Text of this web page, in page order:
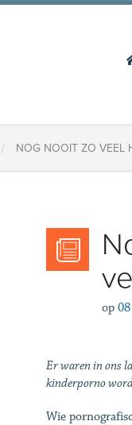
/ NOG NOOIT ZO VEEL
op
Er waren in ons
kinderporno
Wie